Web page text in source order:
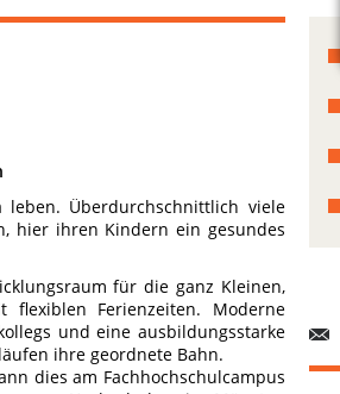
Überdurchschnittlich viele
hier ihren Kindern ein gesundes
für die ganz Kleinen,
Ferienzeiten. Moderne
und eine ausbildungsstarke
ihre geordnete Bahn.
dies am Fachhochschulcampus